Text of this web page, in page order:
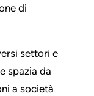
di
settori e
spazia da
a società